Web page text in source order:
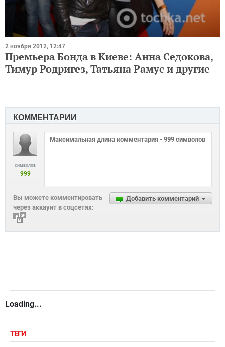
2 ноября 2012, 12:47
Премьера Бонда в Киеве: Анна Седокова,
Тимур Родригез, Татьяна Рамус и другие
КОММЕНТАРИИ
символов
999
Добавить комментарий
Вы можете комментировать
через аккаунт в соцсетях:
Loading...
ТЕГИ